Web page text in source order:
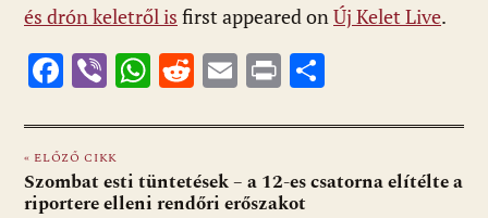
és drón keletről is first appeared onÚj Kelet Live.
F
e
b
Vi
er
W
at
s
R
d
di
E
ai
l
Pr
t za
m
« ELŐZŐ CIKK
Szombat esti tüntetések – a 12-es csatorna elítélte a
riportere elleni rendőri erőszakot